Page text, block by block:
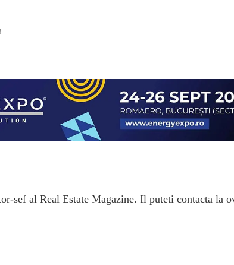
sef al Real Estate Magazine. Il puteti contacta la